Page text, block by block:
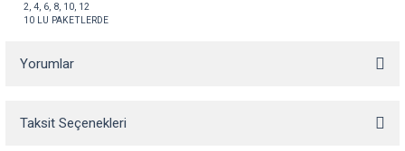
2, 4, 6, 8, 10, 12
10 LU PAKETLERDE
Yorumlar
Taksit Seçenekleri